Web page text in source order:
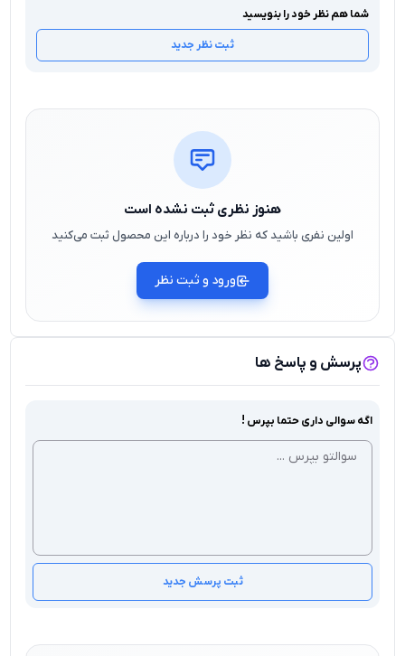
شما هم نظر خود را بنویسید
ثبت نظر جدید
هنوز نظری ثبت نشده است
اولین نفری باشید که نظر خود را درباره این محصول ثبت می‌کنید
ورود و ثبت نظر
پرسش و پاسخ ها
اگه سوالی داری حتما بپرس !
ثبت پرسش جدید